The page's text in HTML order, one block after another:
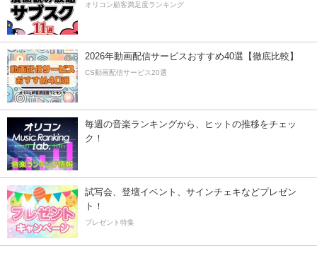
オリコン顧客満足度ランキング
2026年動画配信サービスおすすめ40選【徹底比較】
CS動画配信サービス20選
毎週の音楽ランキングから、ヒットの推移をチェッ
ク！
試写会、登壇イベント、サインチェキなどプレゼン
ト！
プレゼント特集